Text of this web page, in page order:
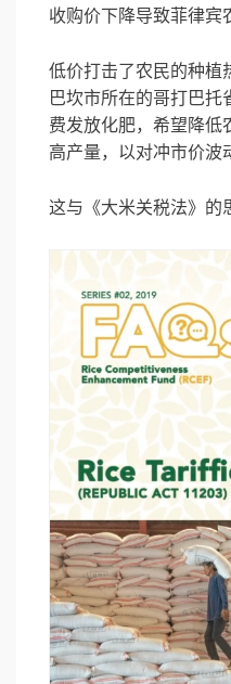
收购价下降导致菲律宾
低价打击了农民的种植
巴坎市所在的哥打巴
费发放化肥，希望降低
高产量，以对冲市价波
这与《大米关税法》的